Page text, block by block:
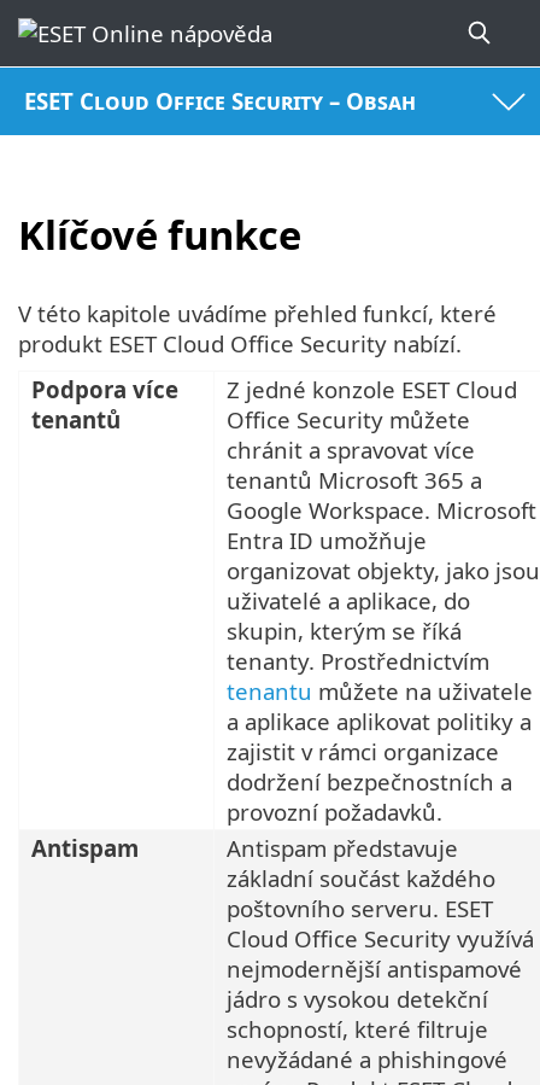
ESET Cloud Office Security – Obsah
Klíčové funkce
V této kapitole uvádíme přehled funkcí, které
produkt ESET Cloud Office Security nabízí.
Podpora více
tenantů
Z jedné konzole ESET Cloud
Office Security můžete
chránit a spravovat více
tenantů Microsoft 365 a
Google Workspace. Microsoft
Entra ID umožňuje
organizovat objekty, jako jsou
uživatelé a aplikace, do
skupin, kterým se říká
tenanty. Prostřednictvím
tenantu můžete na uživatele
a aplikace aplikovat politiky a
zajistit v rámci organizace
dodržení bezpečnostních a
provozní požadavků.
Antispam
Antispam představuje
základní součást každého
poštovního serveru. ESET
Cloud Office Security využívá
nejmodernější antispamové
jádro s vysokou detekční
schopností, které filtruje
nevyžádané a phishingové